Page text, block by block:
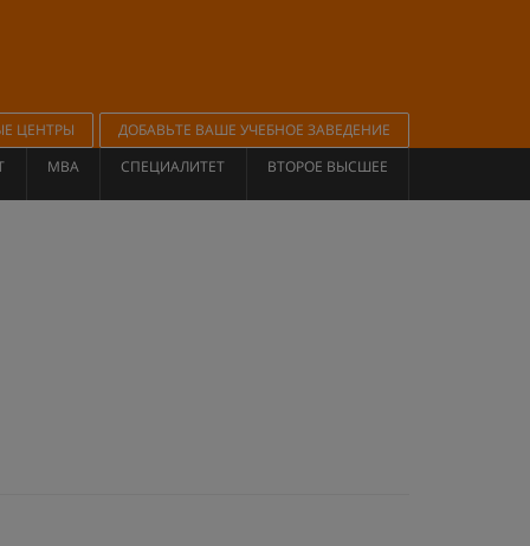
ЦЕНТРЫ
ДОБАВЬТЕ ВАШЕ УЧЕБНОЕ ЗАВЕДЕНИЕ
MBA СПЕЦИАЛИТЕТ ВТОРОЕ ВЫСШЕЕ